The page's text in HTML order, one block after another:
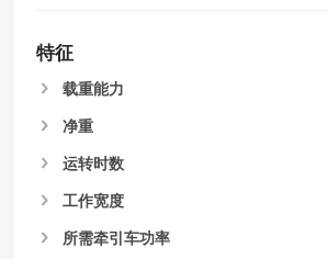
特征
载重能力
净重
运转时数
工作宽度
所需牵引车功率